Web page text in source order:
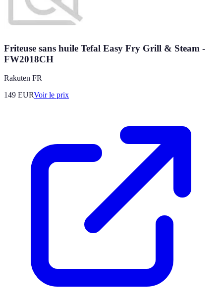
Friteuse sans huile Tefal Easy Fry Grill & Steam -
FW2018CH
Rakuten FR
149 EURVoir le prix